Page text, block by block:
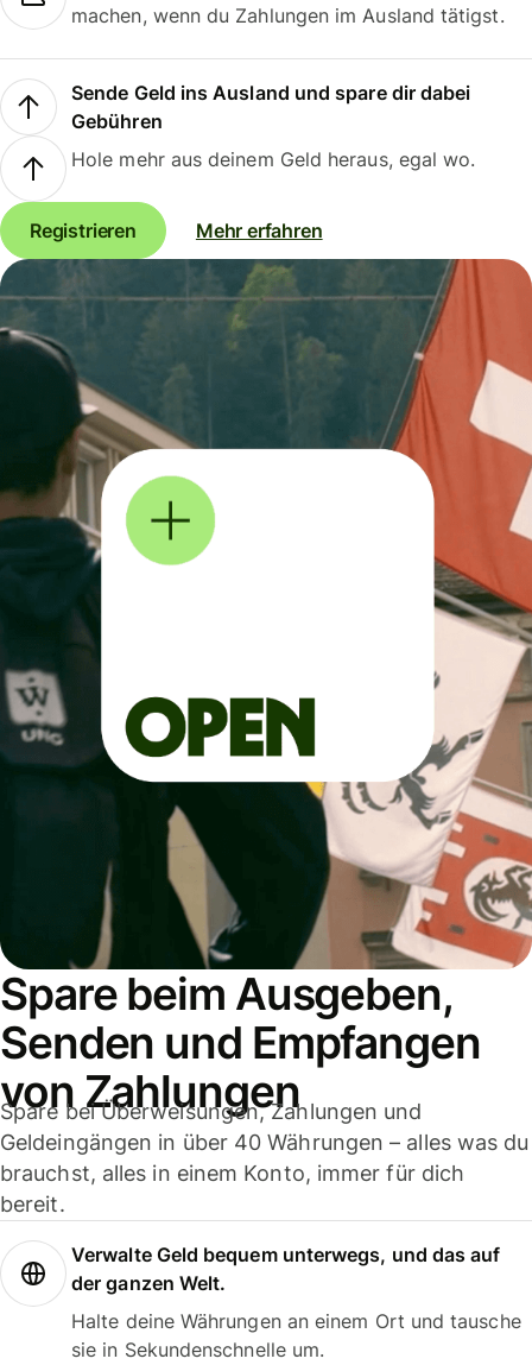
machen, wenn du Zahlungen im Ausland tätigst.
Sende Geld ins Ausland und spare dir dabei
Gebühren
Hole mehr aus deinem Geld heraus, egal wo.
Registrieren Mehr erfahren
Spare beim Ausgeben,
Senden und Empfangen
von Zahlungen
Spare bei Überweisungen, Zahlungen und
Geldeingängen in über 40 Währungen – alles was du
brauchst, alles in einem Konto, immer für dich
bereit.
Verwalte Geld bequem unterwegs, und das auf
der ganzen Welt.
Halte deine Währungen an einem Ort und tausche
sie in Sekundenschnelle um.